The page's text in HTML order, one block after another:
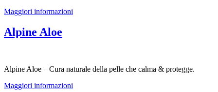
Maggiori informazioni
Alpine Aloe
Alpine Aloe – Cura naturale della pelle che calma & protegge.
Maggiori informazioni